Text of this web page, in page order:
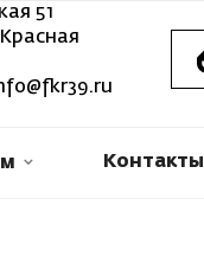
51
Контакты